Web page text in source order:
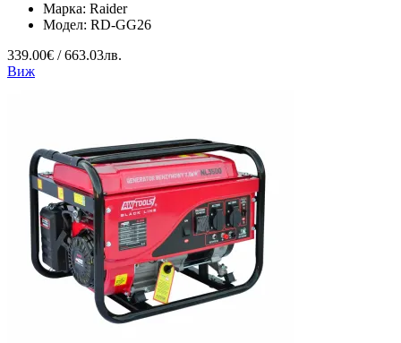
Марка: Raider
Модел: RD-GG26
339.00€ / 663.03лв.
Виж